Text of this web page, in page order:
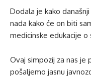
Dodala je kako
nada kako će on biti
medicinske edukacije
Ovaj simpozij za nas je
pošaljemo jasnu